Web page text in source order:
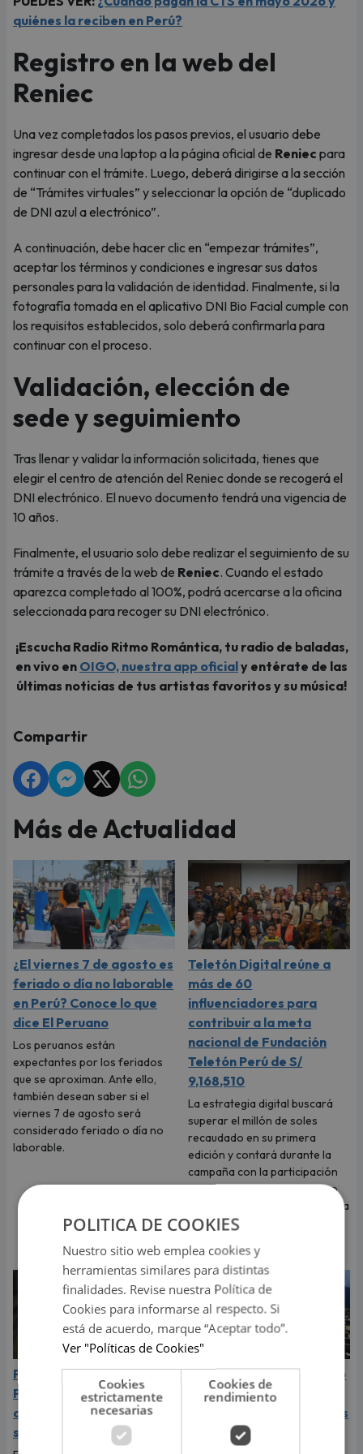
quiénes la reciben en Perú?
Registro en la web del
Reniec
Una vez completados los pasos previos, el usuario debe
ingresar desde una laptop a la página oficial de Reniec para
continuar con el trámite. Luego, deberá dirigirse a la sección
de “Trámites virtuales” y seleccionar la opción de “duplicado
de DNI azul a electrónico”.
A continuación, debe hacer clic en “empezar trámites”,
aceptar los términos y condiciones e ingresar sus datos
personales para la validación de identidad. Finalmente, si la
fotografía tomada en el aplicativo DNI Bio Facial cumple con
los requisitos establecidos, solo deberá confirmarla para
continuar con el proceso.
Validación, elección de
sede y seguimiento
Tras llenar y validar la información solicitada, tienes que
elegir el centro de atención del Reniec donde se recogerá el
DNI electrónico. El nuevo documento tendrá una vigencia de
10 años.
Finalmente, el usuario solo debe realizar el seguimiento de su
trámite a través de la web de Reniec. Cuando el estado
aparezca completado al 100%, podrá acercarse a la oficina
seleccionada para recoger su DNI electrónico.
¡Escucha Radio Ritmo Romántica, tu radio de baladas,
en vivo en OIGO, nuestra app oficialy entérate de las
últimas noticias de tus artistas favoritos y su música!
Compartir
Más de Actualidad
¿El viernes 7 de agosto es
feriado o día no laborable
en Perú? Conoce lo que
dice El Peruano
Los peruanos están
expectantes por los feriados
que se aproximan. Ante ello,
también desean saber si el
viernes 7 de agosto será
considerado feriado o día no
laborable.
Teletón Digital reúne a
más de 60
influenciadores para
contribuir a la meta
nacional de Fundación
Teletón Perú de S/
9,168,510
La estrategia digital buscará
superar el millón de soles
recaudado en su primera
edición y contará durante la
campaña con la participación
de reconocidas figuras como
Ignacio Baladán, Natalia Segura
“La Segura”, Natalie Vértiz y
Papa León XIV visitará
Perú en noviembre 2026:
cuándo llegará y cuál es
su recorrido
Feriados de agosto 2026
en Perú: ¿cuáles son los
días libres y no laborables
de este mes?
POLITICA DE COOKIES
Nuestro sitio web emplea cookies y
herramientas similares para distintas
finalidades. Revise nuestra Política de
Cookies para informarse al respecto. Si
está de acuerdo, marque “Aceptar todo”.
Ver "Políticas de Cookies"
Cookies
estrictamente
necesarias
Cookies de
rendimiento